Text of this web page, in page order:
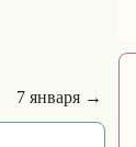
7 января →